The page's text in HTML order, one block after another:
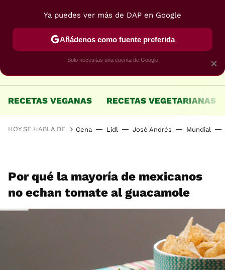
RECETAS VEGANAS RECETAS VEGETARIANAS
HOY SE HABLA DE Cena Lidl José Andrés Mundial
Por qué la mayoría de mexicanos
no echan tomate al guacamole
×
Ya puedes ver más de DAP en Google
Añádenos como fuente preferida
Solo necesitas una cuenta de Google